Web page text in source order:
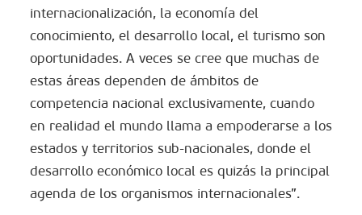
internacionalización, la economía del
conocimiento, el desarrollo local, el turismo son
oportunidades. A veces se cree que muchas de
estas áreas dependen de ámbitos de
competencia nacional exclusivamente, cuando
en realidad el mundo llama a empoderarse a los
estados y territorios sub-nacionales, donde el
desarrollo económico local es quizás la principal
agenda de los organismos internacionales”.